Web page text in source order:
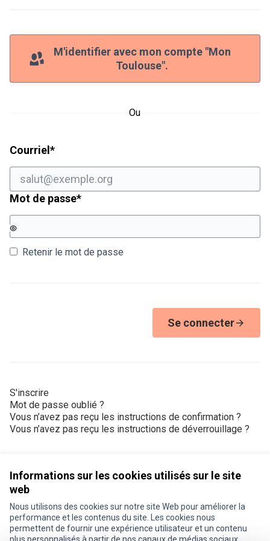
Informations sur les cookies utilisés sur le site
web
Nous utilisons des cookies sur notre site Web pour améliorer la
performance et les contenus du site. Les cookies nous
permettent de fournir une expérience utilisateur et un contenu
M'identifier avec mon compte "Mon
Toulouse".
Ou
Courriel *Champ obligatoire
Mot de passe*Champ obligatoire
Retenir le mot de passe
Se connecter
S'inscrire
Mot de passe oublié ?
Vous n’avez pas reçu les instructions de confirmation ?
Vous n’avez pas reçu les instructions de déverrouillage ?
Conditions d'utilisation
Paramètres des cookies
Je participe ! sur X
Je participe ! sur Facebook
Je participe ! sur Instagram